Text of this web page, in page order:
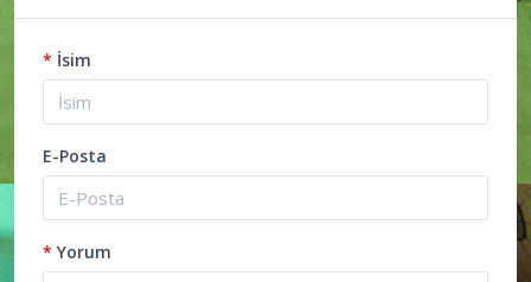
* İsim
E-Posta
* Yorum